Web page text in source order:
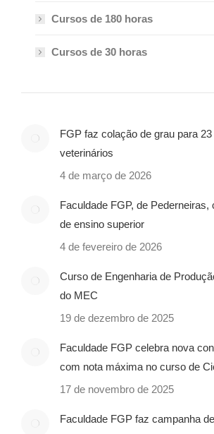
Cursos de 180 horas
Cursos de 30 horas
FGP faz colação de grau para
veterinários
4 de março de 2026
Faculdade FGP, de Pederneiras,
de ensino superior
4 de fevereiro de 2026
Curso de Engenharia de
do MEC
19 de dezembro de 2025
Faculdade FGP celebra nova
com nota máxima no curso de
17 de novembro de 2025
Faculdade FGP faz campanha